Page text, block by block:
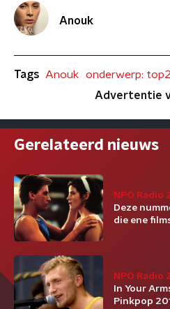
Anouk
Tags Anouk
onderwerp:
Advertentie
Gerelateerd nieuws
NPO Radio
Deze
die ene
NPO Radio
In Your
Pinkpop